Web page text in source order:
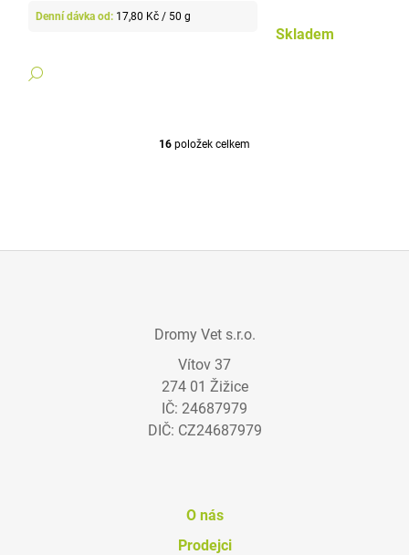
Měrná
17,80 Kč / 50 g
Skladem
DETAIL
O
C
V
K
Y
V
Ý
P
I
16 položek celkem
Dromy Vet s.r.o.
Vítov 37
274 01 Žižice
IČ: 24687979
DIČ: CZ24687979
O nás
Prodejci